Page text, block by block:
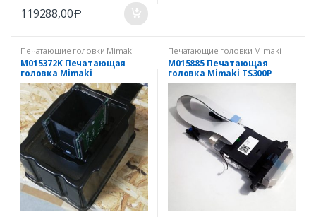
119288,00Р
Печатающие головки Mimaki
M015372K Печатающая
головка Mimaki
JV150/JV300/CJV150/CJV300/D
X-7 (без платы памяти)
Печатающие головки Mimaki
M015885 Печатающая
головка Mimaki TS300P